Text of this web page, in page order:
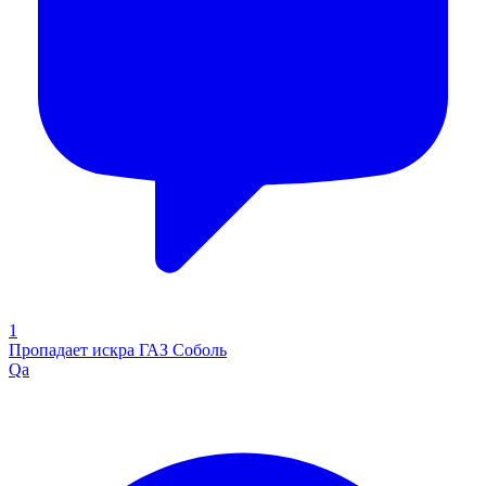
1
Пропадает искра ГАЗ Соболь
Qa